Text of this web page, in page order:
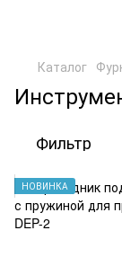
Каталог
Фильтр
НОВИНКА